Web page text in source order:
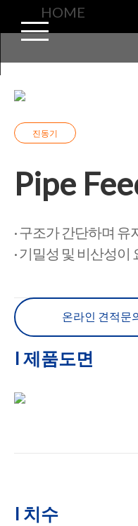
HOME
진동기
Pipe
· 구조가 간단하며 유
· 기밀성 및 비산성
온라인 견적문
I 제품도면
I 치수